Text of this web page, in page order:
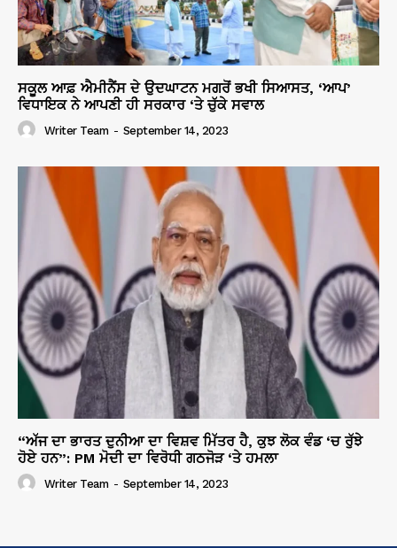
ਸਕੂਲ ਆਫ਼ ਐਮੀਨੈਂਸ ਦੇ ਉਦਘਾਟਨ ਮਗਰੋਂ ਭਖੀ ਸਿਆਸਤ, ‘ਆਪ’
ਵਿਧਾਇਕ ਨੇ ਆਪਣੀ ਹੀ ਸਰਕਾਰ ‘ਤੇ ਚੁੱਕੇ ਸਵਾਲ
Writer Team - September 14, 2023
“ਅੱਜ ਦਾ ਭਾਰਤ ਦੁਨੀਆ ਦਾ ਵਿਸ਼ਵ ਮਿੱਤਰ ਹੈ, ਕੁਝ ਲੋਕ ਵੰਡ ‘ਚ ਰੁੱਝੇ
ਹੋਏ ਹਨ”: PM ਮੋਦੀ ਦਾ ਵਿਰੋਧੀ ਗਠਜੋੜ ‘ਤੇ ਹਮਲਾ
Writer Team - September 14, 2023